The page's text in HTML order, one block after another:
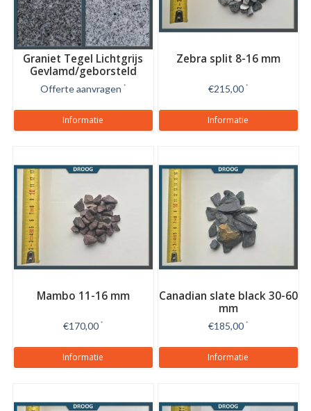
Graniet Tegel Lichtgrijs
Gevlamd/geborsteld
Offerte aanvragen *
Informatie
Zebra split 8-16 mm
€215,00 *
Informatie
Mambo 11-16 mm
€170,00 *
Informatie
Canadian slate black 30-60
mm
€185,00 *
Informatie